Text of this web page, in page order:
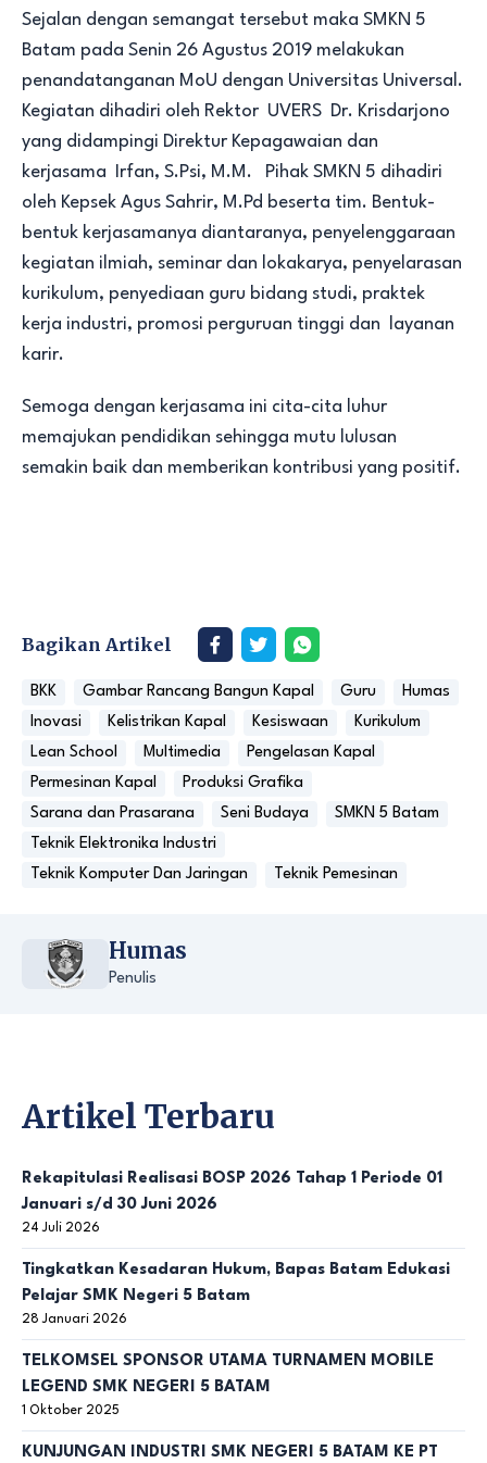
Sejalan dengan semangat tersebut maka SMKN 5
Batam pada Senin 26 Agustus 2019 melakukan
penandatanganan MoU dengan Universitas Universal.
Kegiatan dihadiri oleh Rektor UVERS Dr. Krisdarjono
yang didampingi Direktur Kepagawaian dan
kerjasama Irfan, S.Psi, M.M. Pihak SMKN 5 dihadiri
oleh Kepsek Agus Sahrir, M.Pd beserta tim. Bentuk-
bentuk kerjasamanya diantaranya, penyelenggaraan
kegiatan ilmiah, seminar dan lokakarya, penyelarasan
kurikulum, penyediaan guru bidang studi, praktek
kerja industri, promosi perguruan tinggi dan layanan
karir.
Semoga dengan kerjasama ini cita-cita luhur
memajukan pendidikan sehingga mutu lulusan
semakin baik dan memberikan kontribusi yang positif.
Bagikan Artikel
BKK Gambar Rancang Bangun Kapal Guru
Humas
Inovasi
Kelistrikan Kapal Kesiswaan
Kurikulum
Lean School
Multimedia
Pengelasan Kapal
Permesinan Kapal
Produksi Grafika
Sarana dan Prasarana
Seni Budaya
SMKN 5 Batam
Teknik Elektronika Industri
Teknik Komputer Dan Jaringan
Teknik Pemesinan
Humas
Penulis
Artikel Terbaru
Rekapitulasi Realisasi BOSP 2026 Tahap 1 Periode 01
Januari s/d 30 Juni 2026
24 Juli 2026
Tingkatkan Kesadaran Hukum, Bapas Batam Edukasi
Pelajar SMK Negeri 5 Batam
28 Januari 2026
TELKOMSEL SPONSOR UTAMA TURNAMEN MOBILE
LEGEND SMK NEGERI 5 BATAM
1 Oktober 2025
KUNJUNGAN INDUSTRI SMK NEGERI 5 BATAM KE PT